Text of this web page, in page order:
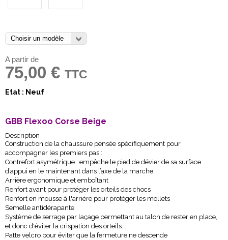
A partir de
75,00 € TTC
Etat : Neuf
GBB Flexoo Corse Beige
Description
Construction de la chaussure pensée spécifiquement pour
accompagner les premiers pas :
Contrefort asymétrique : empêche le pied de dévier de sa surface
d’appui en le maintenant dans l’axe de la marche
Arrière ergonomique et emboîtant
Renfort avant pour protéger les orteils des chocs
Renfort en mousse à l'arrière pour protéger les mollets
Semelle antidérapante
Système de serrage par laçage permettant au talon de rester en place,
et donc d'éviter la crispation des orteils.
Patte velcro pour éviter que la fermeture ne descende